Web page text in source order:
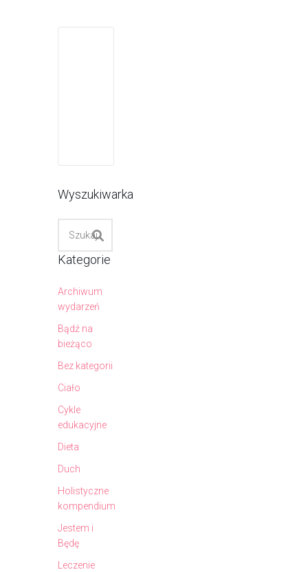
Wyszukiwarka
Kategorie
Archiwum
wydarzeń
Bądź na
bieżąco
Bez kategorii
Ciało
Cykle
edukacyjne
Dieta
Duch
Holistyczne
kompendium
Jestem i
Będę
Leczenie